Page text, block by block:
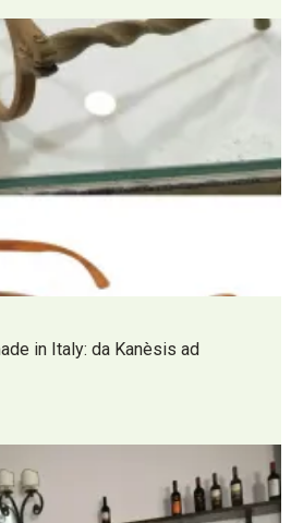
in Italy: da Kanèsis ad